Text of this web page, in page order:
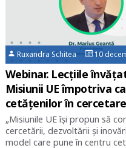
Ruxandra Schitea 10
Webinar. Lecțiile
Misiunii UE împotriva
cetățenilor în
„Misiunile UE își propun să
cercetării, dezvoltării și
model care pune în centru